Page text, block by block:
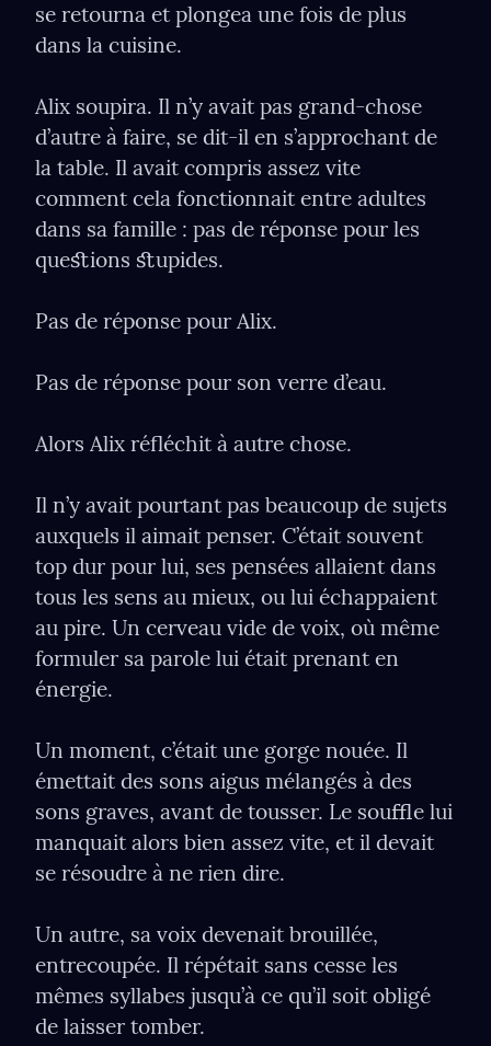
se retourna et plongea une fois de plus
dans la cuisine.
Alix soupira. Il n’y avait pas grand-chose
d’autre à faire, se dit-il en s’approchant de
la table. Il avait compris assez vite
comment cela fonctionnait entre adultes
dans sa famille : pas de réponse pour les
queﬆions ﬆupides.
Pas de réponse pour Alix.
Pas de réponse pour son verre d’eau.
Alors Alix réﬂéchit à autre chose.
Il n’y avait pourtant pas beaucoup de sujets
auxquels il aimait penser. C’était souvent
top dur pour lui, ses pensées allaient dans
tous les sens au mieux, ou lui échappaient
au pire. Un cerveau vide de voix, où même
formuler sa parole lui était prenant en
énergie.
Un moment, c’était une gorge nouée. Il
émettait des sons aigus mélangés à des
sons graves, avant de tousser. Le souﬄe lui
manquait alors bien assez vite, et il devait
se résoudre à ne rien dire.
Un autre, sa voix devenait brouillée,
entrecoupée. Il répétait sans cesse les
mêmes syllabes jusqu’à ce qu’il soit obligé
de laisser tomber.